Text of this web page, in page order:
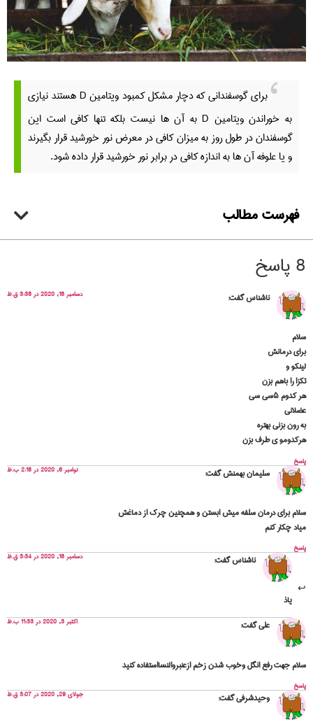
برای گوسفندانی که دچار مشکل کمبود ویتامین D هستند نیازی
به خوراندن ویتامین D به آن ها نیست بلکه تنها کافی است این
گوسفندان در طول روز به میزان کافی در معرض نور خورشید قرار بگیرند
و یا علوفه آن ها به اندازه کافی در برابر نور خورشید قرار داده شود.
فهرست مطالب
8 پاسخ
ناشناسگفت: دسامبر 18, 2020 در 3:38 ق.ظ
سلام
برای درمانش
لینکو و
تکزا را باهم بزن
هر کدوم ۵سی سی
عضلانی
به رون بزنی بهتره
هرکدومو ی طرف بزن
پاسخ
سلیمان بهمنشگفت: نوامبر 6, 2020 در 2:18 ب.ظ
سلام برای درمان سلفه میش ابستن و همچنین چرک از دماغش
میاد چکار کنم
پاسخ
ناشناسگفت: دسامبر 18, 2020 در 3:34 ق.ظ
یاذ
علیگفت: اکتبر 3, 2020 در 11:33 ب.ظ
سلام جهت رفع انگل وخوب شدن زخم ازعنبروالنسااستفاده کنید
پاسخ
وحیدشرفیگفت: جولای 29, 2020 در 3:07 ق.ظ